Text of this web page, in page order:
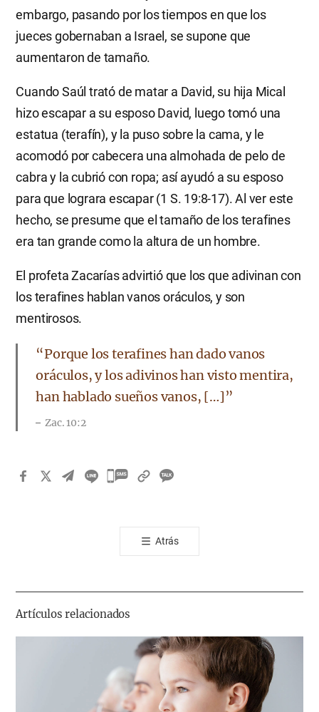
embargo, pasando por los tiempos en que los
jueces gobernaban a Israel, se supone que
aumentaron de tamaño.
Cuando Saúl trató de matar a David, su hija Mical
hizo escapar a su esposo David, luego tomó una
estatua (terafín), y la puso sobre la cama, y le
acomodó por cabecera una almohada de pelo de
cabra y la cubrió con ropa; así ayudó a su esposo
para que lograra escapar (1 S. 19:8-17). Al ver este
hecho, se presume que el tamaño de los terafines
era tan grande como la altura de un hombre.
El profeta Zacarías advirtió que los que adivinan con
los terafines hablan vanos oráculos, y son
mentirosos.
“Porque los terafines han dado vanos
oráculos, y los adivinos han visto mentira,
han hablado sueños vanos, […]”
Zac. 10:2
카
톡
공
기
Atrás
Artículos relacionados